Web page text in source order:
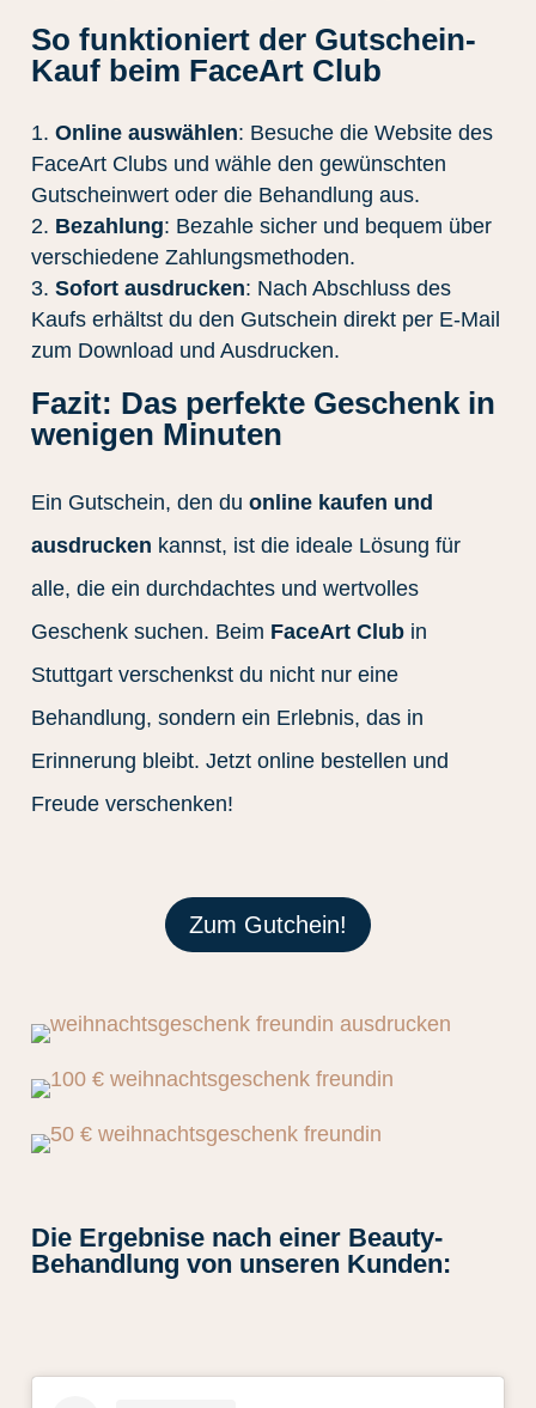
So funktioniert der Gutschein-
Kauf beim FaceArt Club
Online auswählen: Besuche die Website des
FaceArt Clubs und wähle den gewünschten
Gutscheinwert oder die Behandlung aus.
Bezahlung: Bezahle sicher und bequem über
verschiedene Zahlungsmethoden.
Sofort ausdrucken: Nach Abschluss des
Kaufs erhältst du den Gutschein direkt per E-Mail
zum Download und Ausdrucken.
Fazit: Das perfekte Geschenk in
wenigen Minuten
Ein Gutschein, den duonline kaufen und
ausdrucken kannst, ist die ideale Lösung für
alle, die ein durchdachtes und wertvolles
Geschenk suchen. Beim FaceArt Club in
Stuttgart verschenkst du nicht nur eine
Behandlung, sondern ein Erlebnis, das in
Erinnerung bleibt. Jetzt online bestellen und
Freude verschenken!
Zum Gutchein!
Die Ergebnise nach einer Beauty-
Behandlung von unseren Kunden: